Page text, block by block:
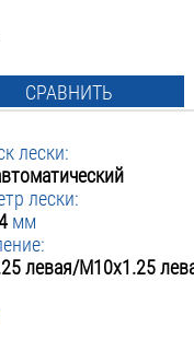
СРАВНИТЬ
лески:
лески:
мм
левая/М10х1.25